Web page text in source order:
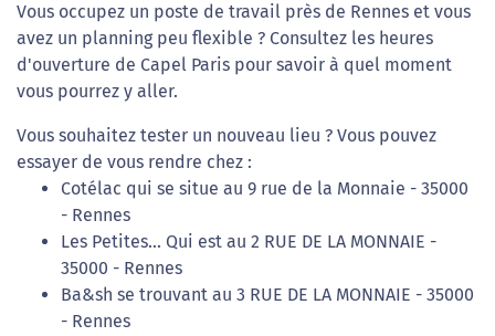
Vous occupez un poste de travail près de Rennes et vous
avez un planning peu flexible ? Consultez les heures
d'ouverture de Capel Paris pour savoir à quel moment
vous pourrez y aller.
Vous souhaitez tester un nouveau lieu ? Vous pouvez
essayer de vous rendre chez :
Cotélac qui se situe au 9 rue de la Monnaie - 35000
- Rennes
Les Petites... Qui est au 2 RUE DE LA MONNAIE -
35000 - Rennes
Ba&sh se trouvant au 3 RUE DE LA MONNAIE - 35000
- Rennes